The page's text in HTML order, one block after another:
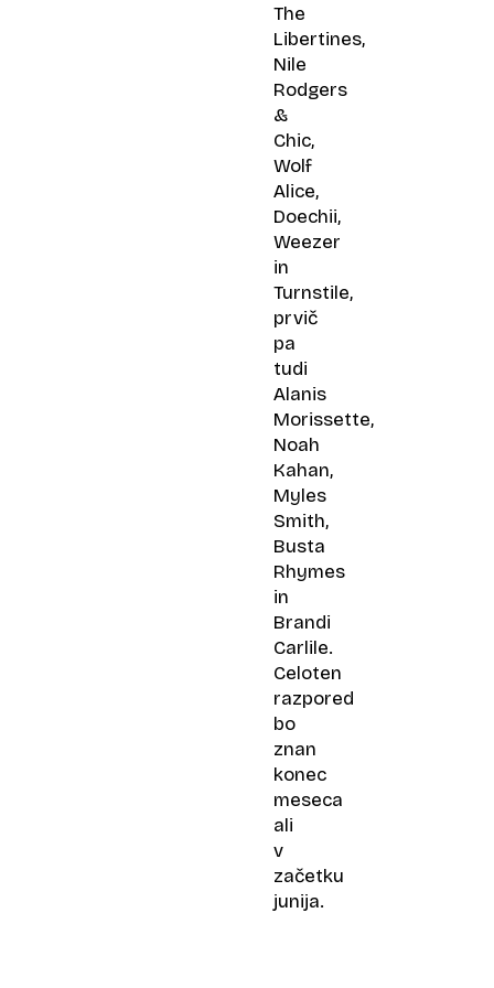
The
Libertines,
Nile
Rodgers
&
Chic,
Wolf
Alice,
Doechii,
Weezer
in
Turnstile,
prvič
pa
tudi
Alanis
Morissette,
Noah
Kahan,
Myles
Smith,
Busta
Rhymes
in
Brandi
Carlile.
Celoten
razpored
bo
znan
konec
meseca
ali
v
začetku
junija.